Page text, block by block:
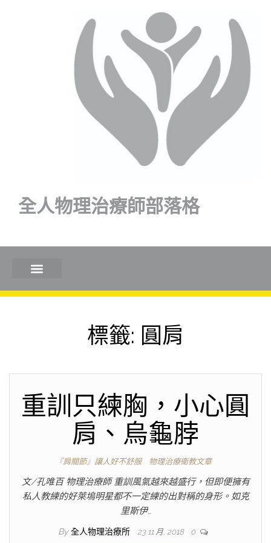
全人物理治療師部落格
標籤: 圓肩
重訓只練胸，小心圓
肩、烏龜脖
『肩關節』讓人好不舒服 物理治療衛教文章
文/孔唯百 物理治療師 重訓風氣越來越盛行，但即便擁有
私人教練的好萊塢明星都不一定練的出對稱的身形。如克
里斯伊…
By 全人物理治療所 23 11 月, 2018 0